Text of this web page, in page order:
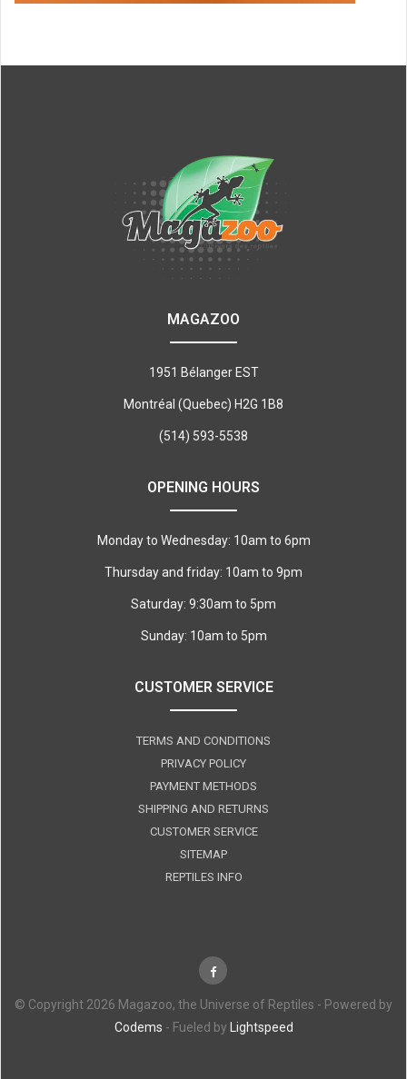
MAGAZOO
1951 Bélanger EST
Montréal (Quebec) H2G 1B8
(514) 593-5538
OPENING HOURS
Monday to Wednesday: 10am to 6pm
Thursday and friday: 10am to 9pm
Saturday: 9:30am to 5pm
Sunday: 10am to 5pm
CUSTOMER SERVICE
TERMS AND CONDITIONS
PRIVACY POLICY
PAYMENT METHODS
SHIPPING AND RETURNS
CUSTOMER SERVICE
SITEMAP
REPTILES INFO
© Copyright 2026 Magazoo, the Universe of Reptiles - Powered by
Codems - Fueled by Lightspeed